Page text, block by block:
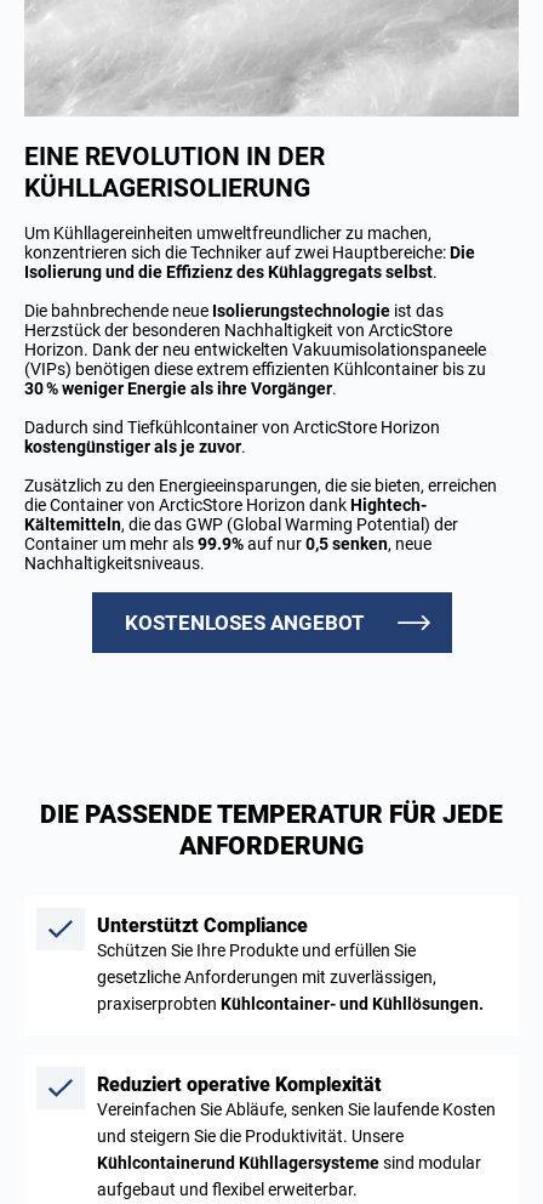
EINE REVOLUTION IN DER
KÜHLLAGERISOLIERUNG
Um Kühllagereinheiten umweltfreundlicher zu machen,
konzentrieren sich die Techniker auf zwei Hauptbereiche:Die
Isolierung und die Effizienz des Kühlaggregats selbst.
Die bahnbrechende neue Isolierungstechnologie ist das
Herzstück der besonderen Nachhaltigkeit von ArcticStore
Horizon. Dank der neu entwickelten Vakuumisolationspaneele
(VIPs) benötigen diese extrem effizienten Kühlcontainer bis zu
30 % weniger Energie als ihre Vorgänger.
Dadurch sind Tiefkühlcontainer von ArcticStore Horizon
kostengünstiger als je zuvor.
Zusätzlich zu den Energieeinsparungen, die sie bieten, erreichen
die Container von ArcticStore Horizon dankHightech-
Kältemitteln, die das GWP (Global Warming Potential) der
Container um mehr als99.9%auf nur0,5 senken, neue
Nachhaltigkeitsniveaus.
KOSTENLOSES ANGEBOT
DIE PASSENDE TEMPERATUR FÜR JEDE
ANFORDERUNG
Unterstützt Compliance
Schützen Sie Ihre Produkte und erfüllen Sie
gesetzliche Anforderungen mit zuverlässigen,
praxiserprobten Kühlcontainer- und Kühllösungen.
Reduziert operative Komplexität
Vereinfachen Sie Abläufe, senken Sie laufende Kosten
und steigern Sie die Produktivität. Unsere
Kühlcontainerund Kühllagersystemesind modular
aufgebaut und flexibel erweiterbar.